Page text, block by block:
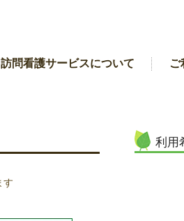
訪問看護サービスについて ご
利用
す